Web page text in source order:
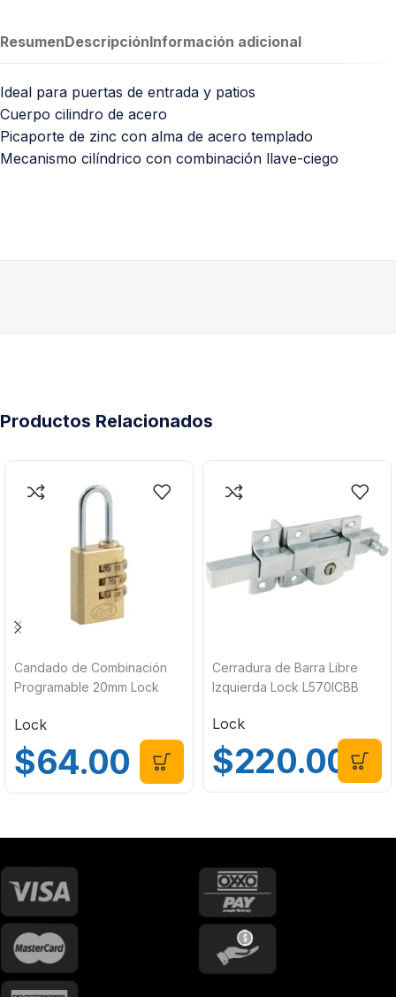
ResumenDescripciónInformación adicional
Ideal para puertas de entrada y patios
Cuerpo cilindro de acero
Picaporte de zinc con alma de acero templado
Mecanismo cilíndrico con combinación llave-ciego
Productos Relacionados
Candado de Combinación
Programable 20mm Lock
Lock
$64.00
Cerradura de Barra Libre
Izquierda Lock L570ICBB
Lock
$220.00